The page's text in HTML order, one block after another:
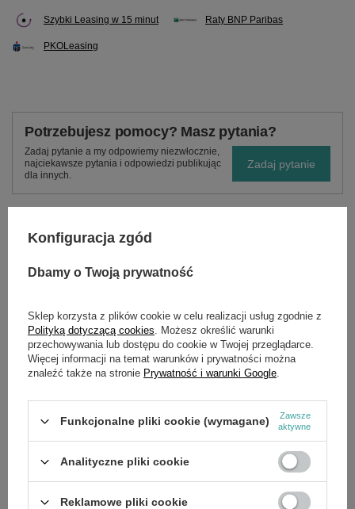
Szybki Leasing w 15 minut Raty BNP Paribas
PKOLeasing
Potrzebujesz pomocy? Masz pytania?
Zadaj pytanie a my odpowiemy niezwłocznie,
najciekawsze pytania i odpowiedzi publikując
dla innych.
Zadaj pytanie
OPIS
Wyposażono ją w kosz o pojemności 40l oraz zaślepkę mielącą
trawę. Dzięki składanemu uchwytowi kosiarka nie zajmuje dużo
miejsca. Duże tylne koła ułatwiają manewrowanie w wąskich
zakamarkach ogrodu.
Wymaga użycia dwóch baterii najlepiej 4Ah.
W zestawie znajduje się ładowarka + 2 szt. baterii 20V 4Ah.
Silnik bezszczotkowy
2 w 1 - wyrzut do kosza, mielenie
Używać z dwoma bateriami o tej samej pojemności
Regulowany uchwyt dla większego komfortu użytkownika
Konfiguracja zgód
Dbamy o Twoją prywatność
Sklep korzysta z plików cookie w celu realizacji usług zgodnie z
Polityką dotyczącą cookies . Możesz określić warunki
przechowywania lub dostępu do cookie w Twojej przeglądarce.
Więcej informacji na temat warunków i prywatności można
znaleźć także na stronie Prywatność i warunki Google
Funkcjonalne pliki cookie (wymagane)
Zawsze
aktywne
Analityczne pliki cookie
Reklamowe pliki cookie